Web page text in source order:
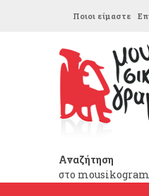
Ποιοι είμαστε
Αναζήτηση
στο